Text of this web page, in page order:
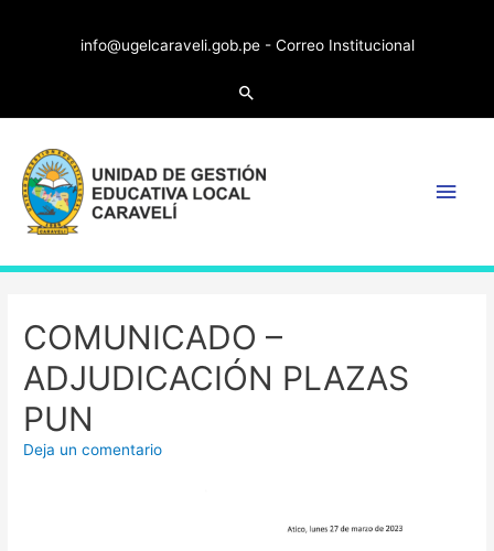
info@ugelcaraveli.gob.pe - Correo Institucional
COMUNICADO –
ADJUDICACIÓN PLAZAS
PUN
Deja un comentario